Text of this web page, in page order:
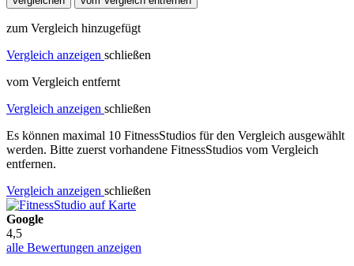
zum Vergleich hinzugefügt
Vergleich anzeigen schließen
vom Vergleich entfernt
Vergleich anzeigen schließen
Es können maximal 10 FitnessStudios für den Vergleich ausgewählt
werden. Bitte zuerst vorhandene FitnessStudios vom Vergleich
entfernen.
Vergleich anzeigen schließen
Google
4,5
alle Bewertungen anzeigen